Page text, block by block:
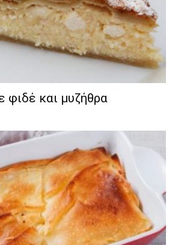
φιδέ και μυζήθρα